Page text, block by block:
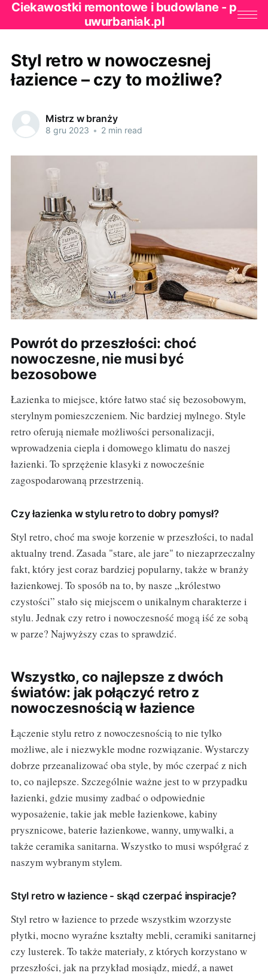
Ciekawostki remontowe i budowlane - p
uwurbaniak.pl
Styl retro w nowoczesnej
łazience – czy to możliwe?
Mistrz w branży
8 gru 2023 • 2 min read
Powrót do przeszłości: choć
nowoczesne, nie musi być
bezosobowe
Łazienka to miejsce, które łatwo stać się bezosobowym,
sterylnym pomieszczeniem. Nic bardziej mylnego. Style
retro oferują niemałe możliwości personalizacji,
wprowadzenia ciepla i domowego klimatu do naszej
łazienki. To sprzężenie klasyki z nowocześnie
zagospodarowaną przestrzenią.
Czy łazienka w stylu retro to dobry pomysł?
Styl retro, choć ma swoje korzenie w przeszłości, to nadal
aktualny trend. Zasada "stare, ale jare" to niezaprzeczalny
fakt, który jest coraz bardziej popularny, także w branży
łazienkowej. To sposób na to, by nasze „królestwo
czystości” stało się miejscem o unikalnym charakterze i
stylu. Jednak czy retro i nowoczesność mogą iść ze sobą
w parze? Najwyższy czas to sprawdzić.
Wszystko, co najlepsze z dwóch
światów: jak połączyć retro z
nowoczesnością w łazience
Łączenie stylu retro z nowoczesnością to nie tylko
możliwe, ale i niezwykle modne rozwiązanie. Wystarczy
dobrze przeanalizować oba style, by móc czerpać z nich
to, co najlepsze. Szczególnie ważne jest to w przypadku
łazienki, gdzie musimy zadbać o odpowiednie
wyposażenie, takie jak meble łazienkowe, kabiny
prysznicowe, baterie łazienkowe, wanny, umywalki, a
także ceramika sanitarna. Wszystko to musi współgrać z
naszym wybranym stylem.
Styl retro w łazience - skąd czerpać inspiracje?
Styl retro w łazience to przede wszystkim wzorzyste
płytki, mocno wyraźne kształty mebli, ceramiki sanitarnej
czy lusterek. To także materiały, z których korzystano w
przeszłości, jak na przykład mosiądz, miedź, a nawet